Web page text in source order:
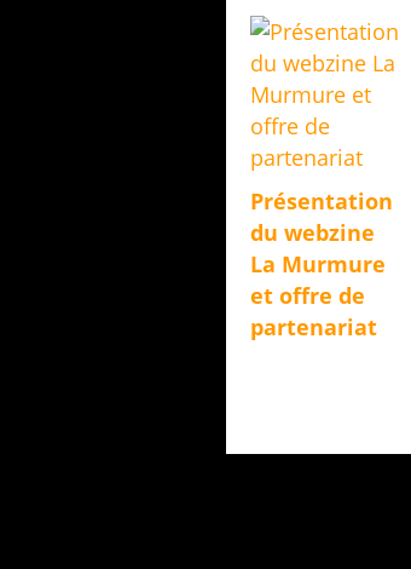
Présentation
du webzine
La Murmure
et offre de
partenariat